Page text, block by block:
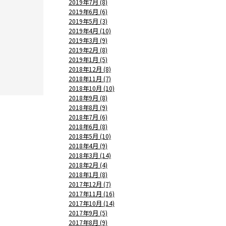
2019年7月 (8)
2019年6月 (6)
2019年5月 (3)
2019年4月 (10)
2019年3月 (9)
2019年2月 (8)
2019年1月 (5)
2018年12月 (8)
2018年11月 (7)
2018年10月 (10)
2018年9月 (8)
2018年8月 (9)
2018年7月 (6)
2018年6月 (8)
2018年5月 (10)
2018年4月 (9)
2018年3月 (14)
2018年2月 (4)
2018年1月 (8)
2017年12月 (7)
2017年11月 (16)
2017年10月 (14)
2017年9月 (5)
2017年8月 (9)